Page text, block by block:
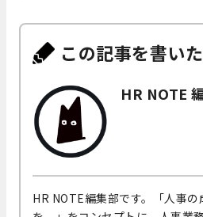
この記事を書い
HR NOTE
HR NOTE編集部です。「人事